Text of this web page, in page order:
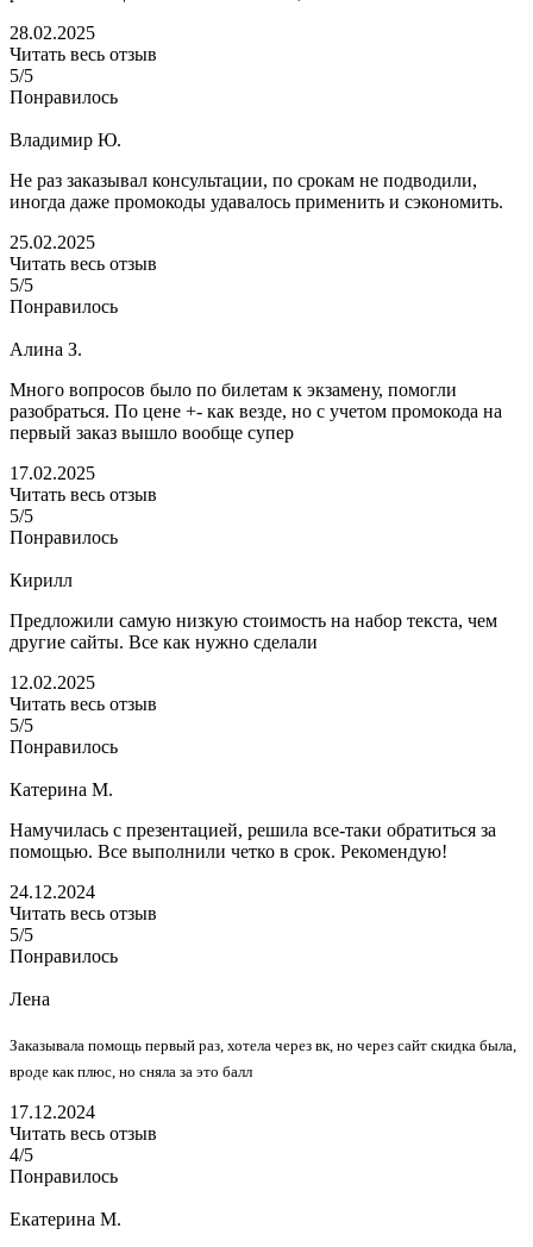
28.02.2025
Читать весь отзыв
5/5
Понравилось
Владимир Ю.
Не раз заказывал консультации, по срокам не подводили,
иногда даже промокоды удавалось применить и сэкономить.
25.02.2025
Читать весь отзыв
5/5
Понравилось
Алина З.
Много вопросов было по билетам к экзамену, помогли
разобраться. По цене +- как везде, но с учетом промокода на
первый заказ вышло вообще супер
17.02.2025
Читать весь отзыв
5/5
Понравилось
Кирилл
Предложили самую низкую стоимость на набор текста, чем
другие сайты. Все как нужно сделали
12.02.2025
Читать весь отзыв
5/5
Понравилось
Катерина М.
Намучилась с презентацией, решила все-таки обратиться за
помощью. Все выполнили четко в срок. Рекомендую!
24.12.2024
Читать весь отзыв
5/5
Понравилось
Лена
Заказывала помощь первый раз, хотела через вк, но через сайт скидка была,
вроде как плюс, но сняла за это балл
17.12.2024
Читать весь отзыв
4/5
Понравилось
Екатерина М.